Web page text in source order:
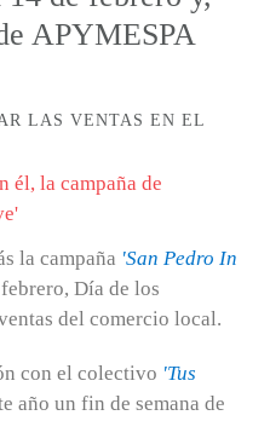
APYMESPA
LAS VENTAS EN EL
la campaña 'San Pedro In
Día de los
del comercio local.
con el colectivo 'Tus
año un fin de semana de